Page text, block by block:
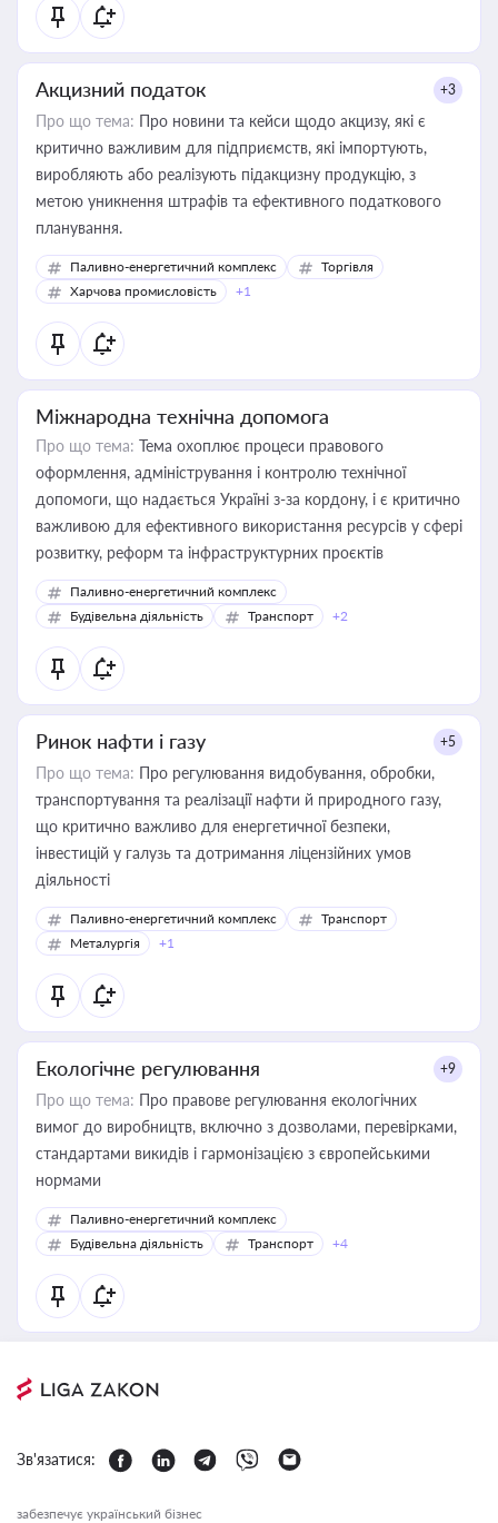
Акцизний податок +3
Про що тема: Про новини та кейси щодо акцизу, які є
критично важливим для підприємств, які імпортують,
виробляють або реалізують підакцизну продукцію, з
метою уникнення штрафів та ефективного податкового
планування.
Паливно-енергетичний комплекс
Торгівля
Харчова промисловість
+1
Міжнародна технічна допомога
Про що тема: Тема охоплює процеси правового
оформлення, адміністрування і контролю технічної
допомоги, що надається Україні з-за кордону, і є критично
важливою для ефективного використання ресурсів у сфері
розвитку, реформ та інфраструктурних проєктів
Паливно-енергетичний комплекс
Будівельна діяльність
Транспорт +2
Ринок нафти і газу +5
Про що тема: Про регулювання видобування, обробки,
транспортування та реалізації нафти й природного газу,
що критично важливо для енергетичної безпеки,
інвестицій у галузь та дотримання ліцензійних умов
діяльності
Паливно-енергетичний комплекс
Транспорт
Металургія
+1
Екологічне регулювання +9
Про що тема: Про правове регулювання екологічних
вимог до виробництв, включно з дозволами, перевірками,
стандартами викидів і гармонізацією з європейськими
нормами
Паливно-енергетичний комплекс
Будівельна діяльність
Транспорт +4
Зв'язатися:
забезпечує український бізнес